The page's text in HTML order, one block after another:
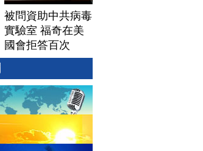
被問資助中共病毒
實驗室 福奇在美
國會拒答百次